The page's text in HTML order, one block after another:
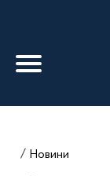
Новини